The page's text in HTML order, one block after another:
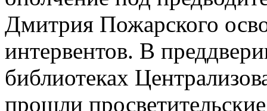
Дмитрия Пожарского
интервентов. В
библиотеках
прошли